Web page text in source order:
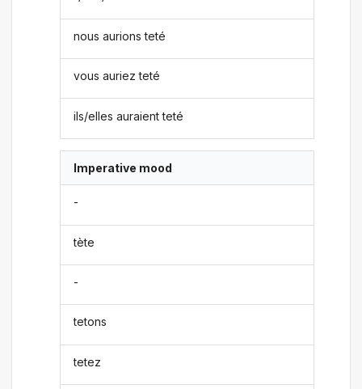
nous aurions teté
vous auriez teté
ils/elles auraient teté
Imperative mood
-
tète
-
tetons
tetez